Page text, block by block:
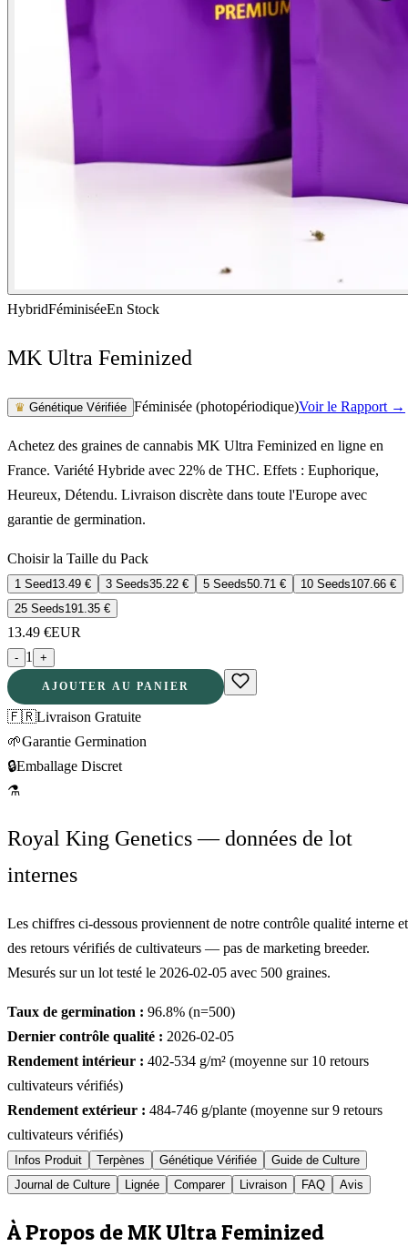
HybridFéminiséeEn Stock
MK Ultra Feminized
♛ Génétique Vérifiée Féminisée (photopériodique)Voir le Rapport →
Achetez des graines de cannabis MK Ultra Feminized en ligne en
France. Variété Hybride avec 22% de THC. Effets : Euphorique,
Heureux, Détendu. Livraison discrète dans toute l'Europe avec
garantie de germination.
Choisir la Taille du Pack
1 Seed13.49 € 3 Seeds35.22 € 5 Seeds50.71 € 10 Seeds107.66 €
25 Seeds191.35 €
13.49 €EUR
- 1 +
AJOUTER AU PANIER
🇫🇷Livraison Gratuite
🌱Garantie Germination
🔒Emballage Discret
⚗
Royal King Genetics — données de lot
internes
Les chiffres ci-dessous proviennent de notre contrôle qualité interne et
des retours vérifiés de cultivateurs — pas de marketing breeder.
Mesurés sur un lot testé le 2026-02-05 avec 500 graines.
Taux de germination : 96.8% (n=500)
Dernier contrôle qualité : 2026-02-05
Rendement intérieur : 402-534 g/m² (moyenne sur 10 retours
cultivateurs vérifiés)
Rendement extérieur : 484-746 g/plante (moyenne sur9 retours
cultivateurs vérifiés)
Infos Produit Terpènes Génétique Vérifiée
Guide de Culture
Journal de Culture
Lignée Comparer Livraison FAQ Avis
À Propos de MK Ultra Feminized